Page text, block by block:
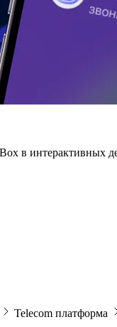
в интерактивных
Telecom платформа